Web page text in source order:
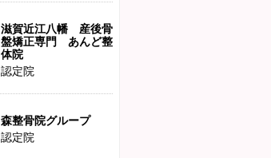
滋賀近江八幡 産後骨
盤矯正専門 あんど整
体院
認定院
森整骨院グループ
認定院